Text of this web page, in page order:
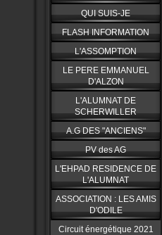
QUI SUIS-JE
FLASH INFORMATION
L'ASSOMPTION
LE PERE EMMANUEL
D'ALZON
L'ALUMNAT DE
SCHERWILLER
A.G DES "ANCIENS"
PV des AG
L'EHPAD RESIDENCE DE
L'ALUMNAT
ASSOCIATION : LES AMIS
D'ODILE
Circuit énergétique 2021